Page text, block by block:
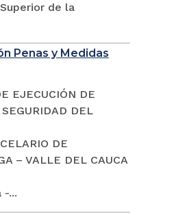
de la
Penas y Medidas
EJECUCIÓN DE
DEL
DE
– VALLE DEL CAUCA
-...